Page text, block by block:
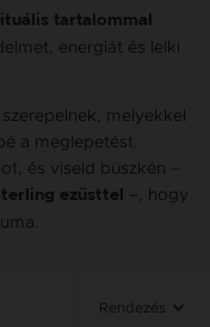
tartalommal
energiát és lelki
melyekkel
a meglepetést.
és viseld büszkén –
ezüsttel
–, hogy
Rendezés